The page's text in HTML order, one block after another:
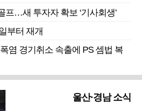
프…새 투자자 확보 ‘기사회생’
부터 재개
염 경기취소 속출에 PS 셈법 복
울산·경남 소식